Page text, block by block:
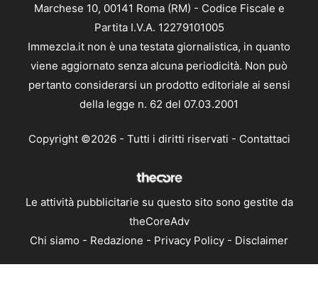
Marchese 10, 00141 Roma (RM) - Codice Fiscale e
Partita I.V.A. 12279101005
Immezcla.it non è una testata giornalistica, in quanto
viene aggiornato senza alcuna periodicità. Non può
pertanto considerarsi un prodotto editoriale ai sensi
della legge n. 62 del 07.03.2001
Copyright ©2026 - Tutti i diritti riservati - Contattaci
Le attività pubblicitarie su questo sito sono gestite da
theCoreAdv
Chi siamo - Redazione - Privacy Policy - Disclaimer